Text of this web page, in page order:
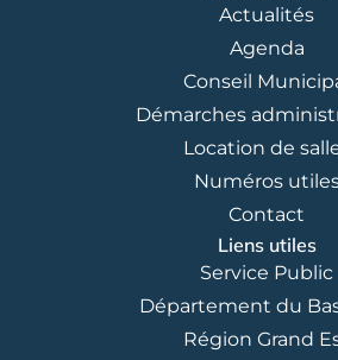
Actualités
Agenda
Conseil
Démarches
Location de
Numéros
Contact
Liens utiles
Service Public
Département du
Région Grand